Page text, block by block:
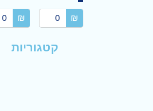
₪
₪
קטגוריות